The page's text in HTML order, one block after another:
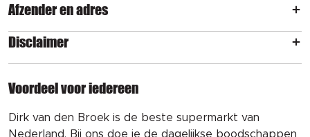
Afzender en adres
Disclaimer
Voordeel voor iedereen
Dirk van den Broek is de beste supermarkt van
Nederland. Bij ons doe je de dagelijkse boodschappen